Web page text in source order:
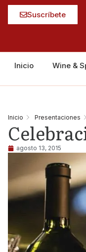
Suscríbete
Inicio Wine &
Inicio Presentaciones
agosto 13, 2015